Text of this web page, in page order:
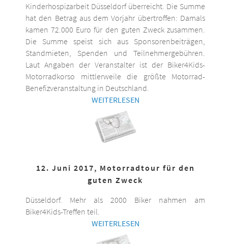
Kinderhospizarbeit Düsseldorf überreicht. Die Summe
hat den Betrag aus dem Vorjahr übertroffen: Damals
kamen 72.000 Euro für den guten Zweck zusammen.
Die Summe speist sich aus Sponsorenbeiträgen,
Standmieten, Spenden und Teilnehmergebühren.
Laut Angaben der Veranstalter ist der Biker4Kids-
Motorradkorso mittlerweile die größte Motorrad-
Benefizveranstaltung in Deutschland.
WEITERLESEN
12. Juni 2017, Motorradtour für den
guten Zweck
Düsseldorf. Mehr als 2000 Biker nahmen am
Biker4Kids-Treffen teil.
WEITERLESEN